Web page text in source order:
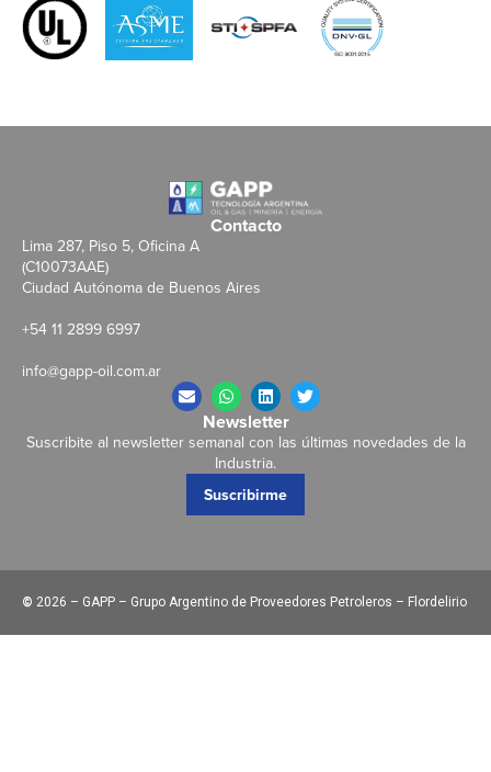
Contacto
Lima 287, Piso 5, Oficina A
(C10073AAE)
Ciudad Autónoma de Buenos Aires
+54 11 2899 6997
info@gapp-oil.com.ar
Newsletter
Suscribite al newsletter semanal con las últimas novedades de la
Industria.
Suscribirme
© 2026 – GAPP – Grupo Argentino de Proveedores Petroleros – Flordelirio